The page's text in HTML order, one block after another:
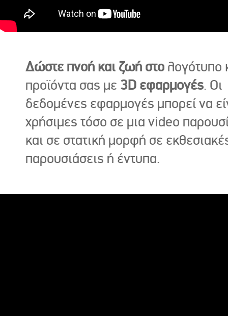
Δώστε πνοή και ζωή στο λογότυπο
προϊόντα σας με 3D εφαρμογές. Οι
δεδομένες εφαρμογές μπορεί να
χρήσιμες τόσο σε μια video
και σε στατική μορφή σε
παρουσιάσεις ή έντυπα.